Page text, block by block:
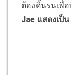
ต้องดิ้นรนเพื่
Jae แสดงเป็